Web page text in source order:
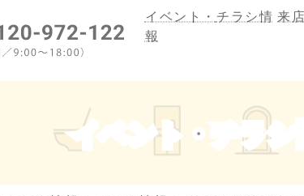
イベント・ チラシ情
報
来
イベント・チラシ